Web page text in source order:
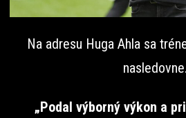
Na adresu Huga Ahla sa
nasledovne.
„Podal výborný výkon a